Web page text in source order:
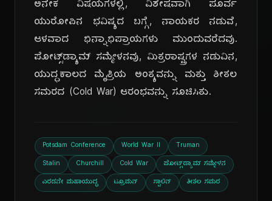
ಅನೇಕ ವಿಷಯಗಳಲ್ಲಿ, ವಿಶೇಷವಾಗಿ ಪೂರ್ವ
ಯುರೋಪಿನ ಭವಿಷ್ಯದ ಬಗ್ಗೆ, ನಾಯಕರ ನಡುವೆ,
ಆಳವಾದ ಭಿನ್ನಾಭಿಪ್ರಾಯಗಳು ಮುಂದುವರೆದವು.
ಪೋಟ್ಸ್‌ಡ್ಯಾಮ್ ಸಮ್ಮೇಳನವು, ಮಿತ್ರರಾಷ್ಟ್ರಗಳ ನಡುವಿನ,
ಯುದ್ಧಕಾಲದ ಮೈತ್ರಿಯ ಅಂತ್ಯವನ್ನು ಮತ್ತು ಶೀತಲ
ಸಮರದ (Cold War) ಆರಂಭವನ್ನು ಸೂಚಿಸಿತು.
Potsdam Conference World War II Truman
Stalin Churchill Cold War ಪೋಟ್ಸ್‌ಡ್ಯಾಮ್ ಸಮ್ಮೇಳನ
ಎರಡನೇ ಮಹಾಯುದ್ಧ ಟ್ರೂಮನ್ ಸ್ಟಾಲಿನ್ ಶೀತಲ ಸಮರ